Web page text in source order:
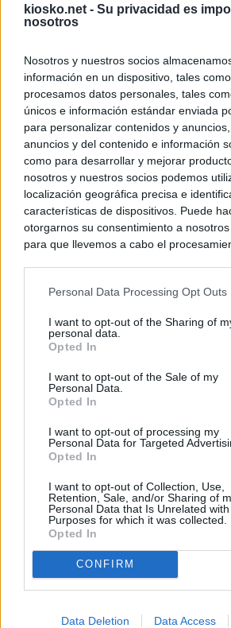
kiosko.net - Su privacidad es
nosotros
Nosotros y nuestros socios
información en un dispositivo, tales
procesamos datos personales, tales
únicos e información estándar enviada
para personalizar contenidos y
anuncios y del contenido e información
como para desarrollar y mejorar
nosotros y nuestros socios podemos
localización geográfica precisa e
características de dispositivos. Puede
otorgarnos su consentimiento a
para que llevemos a cabo el
negar su consentimiento. Tenga en
de su consentimiento, pero usted tiene el
rechazar tal procesamiento. Sus
cualquier momento entrando de nuevo
visitando nuestra política de privacidad.
Personal Data Processing Opt Outs
I want to opt-out of the Sharing of
personal data.
Opted In
I want to opt-out of the Sale of my
Personal Data.
Opted In
I want to opt-out of processing my
Personal Data for Targeted
Opted In
I want to opt-out of Collection, Use,
Retention, Sale, and/or Sharing of
Personal Data that Is Unrelated
Purposes for which it was collected.
Opted In
CONFIRM
Data Deletion Data Access